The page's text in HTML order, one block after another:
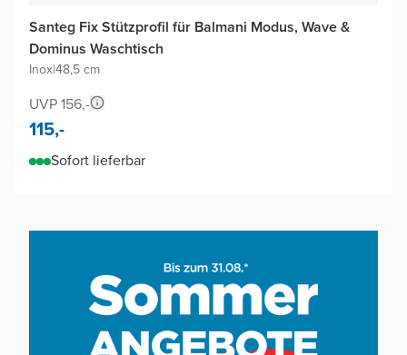
Santeg Fix Stützprofil für Balmani Modus, Wave &
Dominus Waschtisch
Inox|48,5 cm
UVP 156,-
115,-
Sofort lieferbar